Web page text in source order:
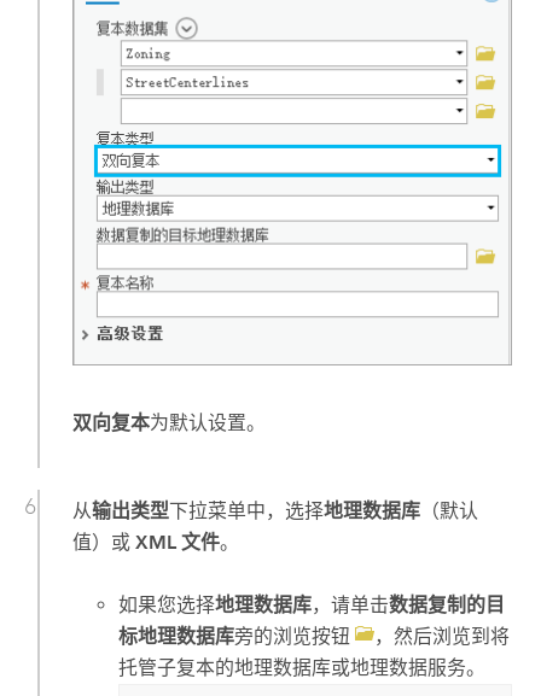
双向复本为默认设置。
从输出类型下拉菜单中，选择地理数据库（默认
值）或 XML 文件。
如果您选择地理数据库，请单击数据复制的目
标地理数据库旁的浏览按钮
，然后浏览到将
托管子复本的地理数据库或地理数据服务。